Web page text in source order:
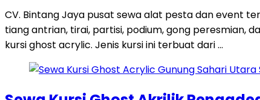
CV. Bintang Jaya pusat sewa alat pesta dan event
tiang antrian, tirai, partisi, podium, gong peresmian,
kursi ghost acrylic. Jenis kursi ini terbuat dari …